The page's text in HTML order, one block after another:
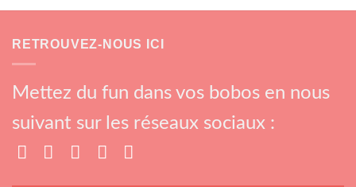
RETROUVEZ-NOUS ICI
Mettez du fun dans vos bobos en nous
suivant sur les réseaux sociaux :